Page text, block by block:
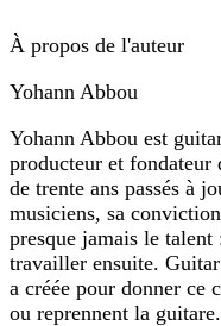
À propos de l'auteur
Yohann Abbou
Yohann Abbou est
producteur et
de trente ans passés à
musiciens, sa
presque jamais le
travailler ensuite.
a créée pour donner ce
ou reprennent la guitare.